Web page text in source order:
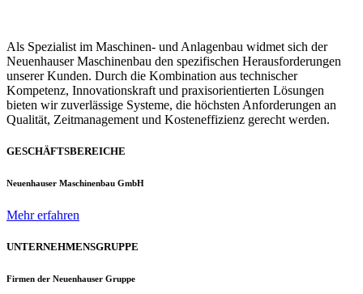
Als Spezialist im Maschinen- und Anlagenbau widmet sich der
Neuenhauser Maschinenbau den spezifischen Herausforderungen
unserer Kunden. Durch die Kombination aus technischer
Kompetenz, Innovationskraft und praxisorientierten Lösungen
bieten wir zuverlässige Systeme, die höchsten Anforderungen an
Qualität, Zeitmanagement und Kosteneffizienz gerecht werden.
GESCHÄFTSBEREICHE
Neuenhauser Maschinenbau GmbH
Mehr erfahren
UNTERNEHMENSGRUPPE
Firmen der Neuenhauser Gruppe